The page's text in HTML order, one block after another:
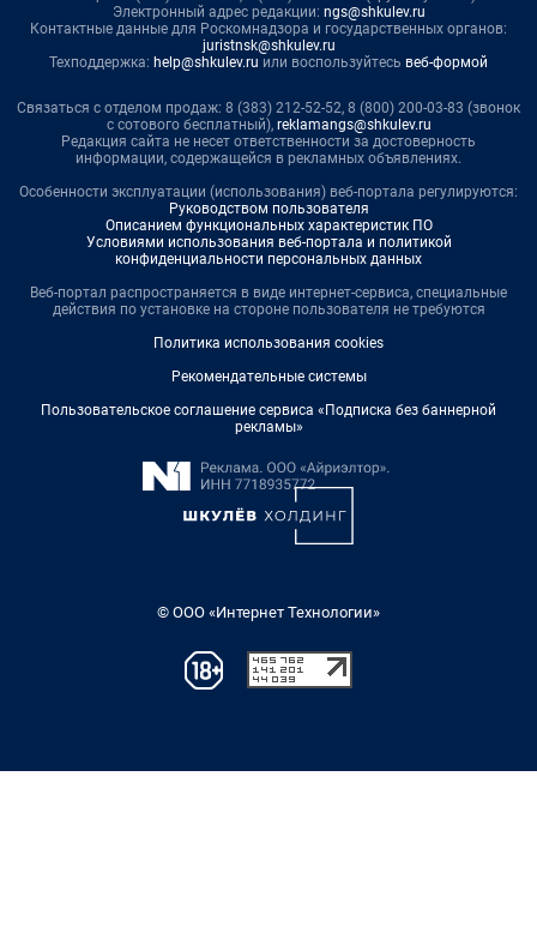
Электронный адрес редакции: ngs@shkulev.ru
Контактные данные для Роскомнадзора и государственных органов:
juristnsk@shkulev.ru
Техподдержка: help@shkulev.ru или воспользуйтесь веб-формой
Связаться с отделом продаж: 8 (383) 212-52-52, 8 (800) 200-03-83 (звонок
с сотового бесплатный), reklamangs@shkulev.ru
Редакция сайта не несет ответственности за достоверность
информации, содержащейся в рекламных объявлениях.
Особенности эксплуатации (использования) веб-портала регулируются:
Руководством пользователя
Описанием функциональных характеристик ПО
Условиями использования веб-портала и политикой
конфиденциальности персональных данных
Веб-портал распространяется в виде интернет-сервиса, специальные
действия по установке на стороне пользователя не требуются
Политика использования cookies
Рекомендательные системы
Пользовательское соглашение сервиса «Подписка без баннерной
рекламы»
© ООО «Интернет Технологии»